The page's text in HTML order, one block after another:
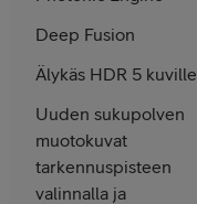
Deep Fusion
Älykäs HDR 5 kuville
Uuden sukupolven
muotokuvat
tarkennuspisteen
valinnalla ja